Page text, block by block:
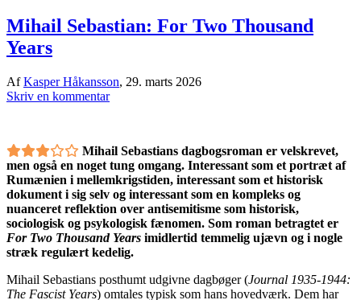
Mihail Sebastian: For Two Thousand
Years
AfKasper Håkansson, 29. marts 2026
Skriv en kommentar
Mihail Sebastians dagbogsroman er velskrevet,
men også en noget tung omgang. Interessant som et portræt af
Rumænien i mellemkrigstiden, interessant som et historisk
dokument i sig selv og interessant som en kompleks og
nuanceret reflektion over antisemitisme som historisk,
sociologisk og psykologisk fænomen. Som roman betragtet er
For Two Thousand Years imidlertid temmelig ujævn og i nogle
stræk regulært kedelig.
Mihail Sebastians posthumt udgivne dagbøger (Journal 1935-1944:
The Fascist Years) omtales typisk som hans hovedværk. Dem har